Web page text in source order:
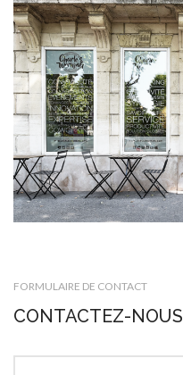
FORMULAIRE DE CONTACT
CONTACTEZ-NOUS